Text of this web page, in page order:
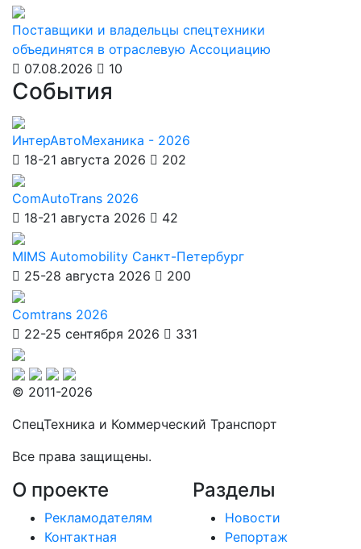
Поставщики и владельцы спецтехники
объединятся в отраслевую Ассоциацию
07.08.2026
10
События
ИнтерАвтоМеханика - 2026
18-21 августа 2026
202
ComAutoTrans 2026
18-21 августа 2026
42
MIMS Automobility Санкт-Петербург
25-28 августа 2026
200
Comtrans 2026
22-25 сентября 2026
331
© 2011-2026
СпецТехника и Коммерческий Транспорт
Все права защищены.
О проекте
Рекламодателям
Контактная
Разделы
Новости
Репортаж